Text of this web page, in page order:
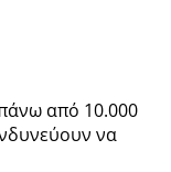
από 10.000
να